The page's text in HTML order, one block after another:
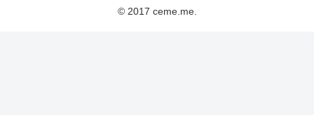
© 2017 ceme.me.